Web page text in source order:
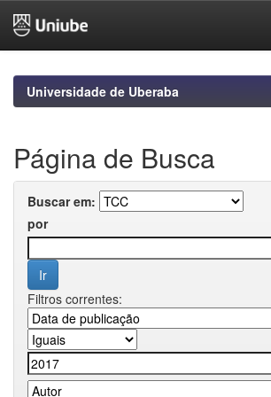
navigationUniversidade de Uberaba
Página de Busca
Buscar em:
por
Filtros correntes: